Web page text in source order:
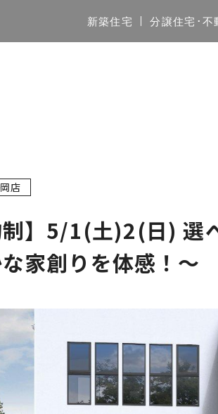
新築住宅 分譲住宅･不
店
制】5/1(土)2(日) 選
家創りを体感！〜